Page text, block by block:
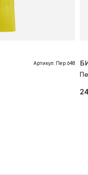
Артикул: Пер 648